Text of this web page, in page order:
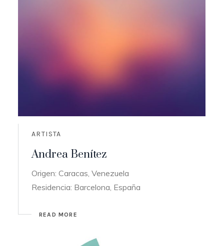
ARTISTA
Andrea Benítez
Origen: Caracas, Venezuela
Residencia: Barcelona, España
READ MORE